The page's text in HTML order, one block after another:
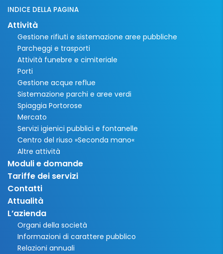
INDICE DELLA PAGINA
Attività
Gestione rifiuti e sistemazione aree pubbliche
Parcheggi e trasporti
Attività funebre e cimiteriale
Porti
Gestione acque reflue
Sistemazione parchi e aree verdi
Spiaggia Portorose
Mercato
Servizi igienici pubblici e fontanelle
Centro del riuso »Seconda mano«
Altre attività
Moduli e domande
Tariffe dei servizi
Contatti
Attualità
L’azienda
Organi della società
Informazioni di carattere pubblico
Relazioni annuali